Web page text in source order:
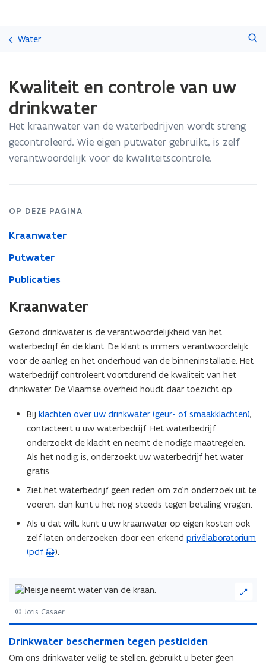
gaan
Water
met
laden.
bevindt
zich
op:
Kwaliteit
uw
Kwaliteit en controle van uw
drinkwater
Het kraanwater van de waterbedrijven wordt streng
gecontroleerd. Wie eigen putwater gebruikt, is zelf
verantwoordelijk voor de kwaliteitscontrole.
OP DEZE PAGINA
Kraanwater
Putwater
Publicaties
Kraanwater
© Joris Casaer
(Klik
op
de
afbeelding
een
vergrote
Gezond drinkwater is de verantwoordelijkheid van het
waterbedrijf én de klant. De klant is immers verantwoordelijk
voor de aanleg en het onderhoud van de binneninstallatie. Het
waterbedrijf controleert voortdurend de kwaliteit van het
drinkwater. De Vlaamse overheid houdt daar toezicht op.
Bij klachten over uw drinkwater (geur- of smaakklachten),
contacteert u uw waterbedrijf. Het waterbedrijf
onderzoekt de klacht en neemt de nodige maatregelen.
Als het nodig is, onderzoekt uw waterbedrijf het water
gratis.
Ziet het waterbedrijf geen reden om zo'n onderzoek uit te
voeren, dan kunt u het nog steeds tegen betaling vragen.
Als u dat wilt, kunt u uw kraanwater op eigen kosten ook
zelf laten onderzoeken door een erkend privélaboratorium
(pdf
(
s
t
).
r
i
Drinkwater beschermen tegen pesticiden
D
r
Om ons drinkwater veilig te stellen, gebruikt u beter geen